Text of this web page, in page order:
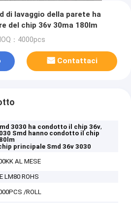
di lavaggio della parete ha
del chip 36v 30ma 180lm
：4000pcs
Contattaci
3030 ha condotto il chip 36v,
Smd hanno condotto il chip
principale Smd 36v 3030
AL MESE
LM80 ROHS
/ROLL